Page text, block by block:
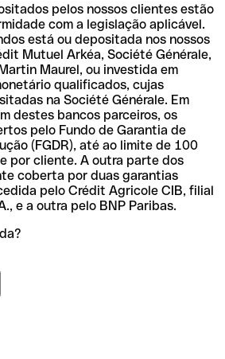
pelos nossos clientes estão
com a legislação aplicável.
está ou depositada nos nossos
Mutuel Arkéa, Société Générale,
Maurel, ou investida em
qualificados, cujas
na Société Générale. Em
destes bancos parceiros, os
pelo Fundo de Garantia de
(FGDR), até ao limite de 100
por cliente. A outra parte dos
coberta por duas garantias
pelo Crédit Agricole CIB, filial
e a outra pelo BNP Paribas.